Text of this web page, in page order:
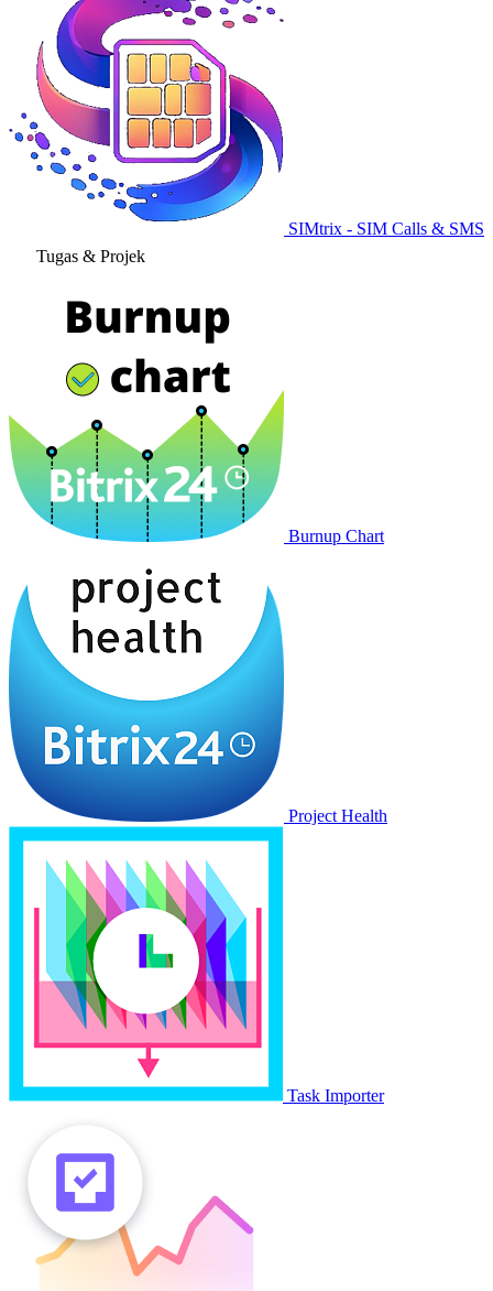
SIMtrix - SIM Calls & SMS
Tugas & Projek
Burnup Chart
Project Health
Task Importer